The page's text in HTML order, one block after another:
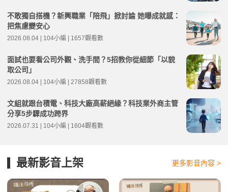
不敢獨自搭機？新興職業「陪飛」掀討論 她曝成就感：
把焦慮變安心
2026.08.04 | 104小編 | 1657觀看數
面試也要看公司外觀、洗手間？5招教你從細節「以貌
取公司」
2026.08.04 | 104小編 | 27858觀看數
文組就跟台積電、科技大廠高薪絕緣？科技業外商主管
分享5步驟成功跨界
2026.07.31 | 104小編 | 1604觀看數
最新影音上架 更多影音內容 >